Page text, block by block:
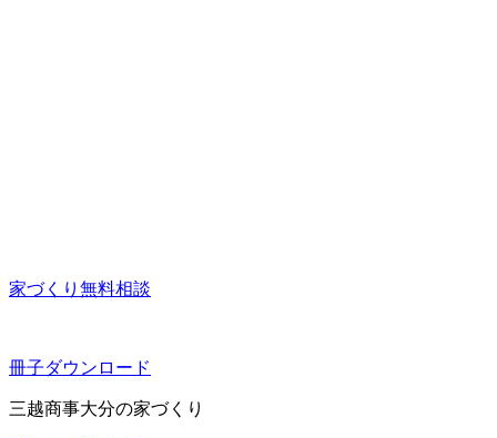
家づくり無料相談
冊子ダウンロード
三越商事大分の家づくり